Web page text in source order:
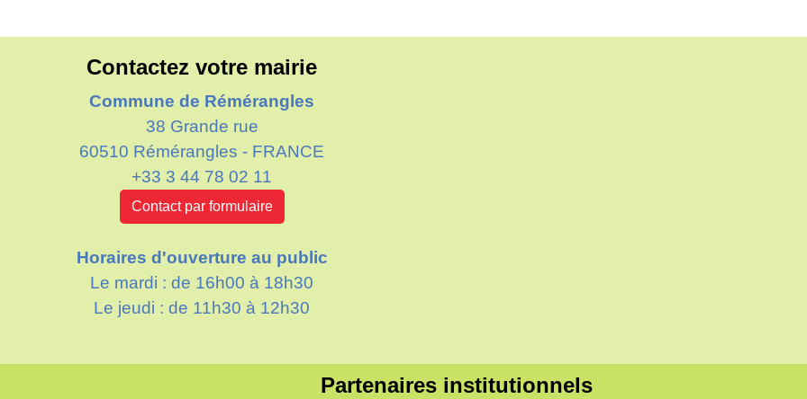
Contactez votre mairie
Commune de Rémérangles
38 Grande rue
60510 Rémérangles - FRANCE
+33 3 44 78 02 11
Contact par formulaire
Horaires d'ouverture au public
Le mardi : de 16h00 à 18h30
Le jeudi : de 11h30 à 12h30
Partenaires institutionnels